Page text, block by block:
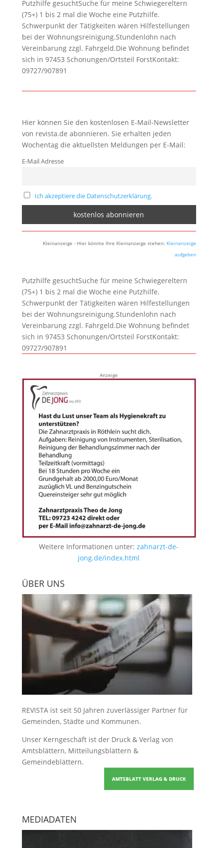
Putzhilfe gesuchtSuche für meine Schwiegereltern
(75+) 1 bis 2 mal die Woche eine Putzhilfe.
Schwerpunkt der Tätigkeiten wären Hilfestellungen
bei der Wohnungsreinigung.Stundenlohn nach
Vereinbarung zzgl. Fahrgeld.Die Wohnung befindet
sich in 97453 Schonungen/Ortsteil ForstKontakt:
09727/907891
Hier können Sie den kostenlosen E-Mail-Newsletter
von revista.de abonnieren. Sie erhalten jeden
Wochentag die aktuellsten Meldungen per E-Mail:
E-Mail Adresse
Ich akzeptiere die Datenschutzerklärung.
Kleinanzeige - Hier könnte Ihre Kleinanzeige stehen: Kleinanzeige
aufgeben
Putzhilfe gesuchtSuche für meine Schwiegereltern
(75+) 1 bis 2 mal die Woche eine Putzhilfe.
Schwerpunkt der Tätigkeiten wären Hilfestellungen
bei der Wohnungsreinigung.Stundenlohn nach
Vereinbarung zzgl. Fahrgeld.Die Wohnung befindet
sich in 97453 Schonungen/Ortsteil ForstKontakt:
09727/907891
Anzeige
Weitere Informationen unter:zahnarzt-de-
jong.de/index.html
ÜBER UNS
REVISTA ist seit 50 Jahren zuverlässiger Partner für
Gemeinden, Städte und Kommunen.
Unser Kerngeschäft ist der Druck & Verlag von
Amtsblättern, Mitteilungsblättern &
Gemeindeblättern.
AMTSBLATT VERLAG & DRUCK
MEDIADATEN